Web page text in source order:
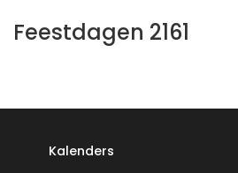
Feestdagen 2161
Kalenders